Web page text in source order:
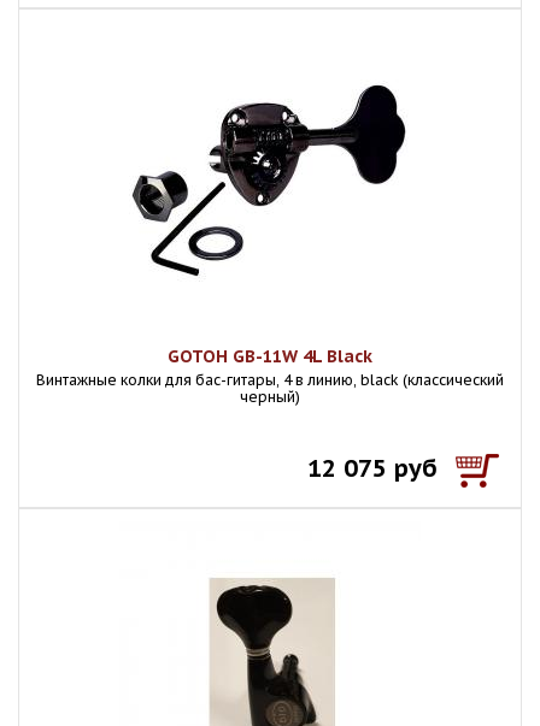
GOTOH GB-11W 4L Black
Винтажные колки для бас-гитары, 4 в линию, black (классический
черный)
12 075 руб